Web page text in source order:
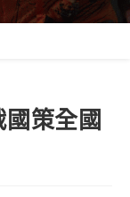
國策全國